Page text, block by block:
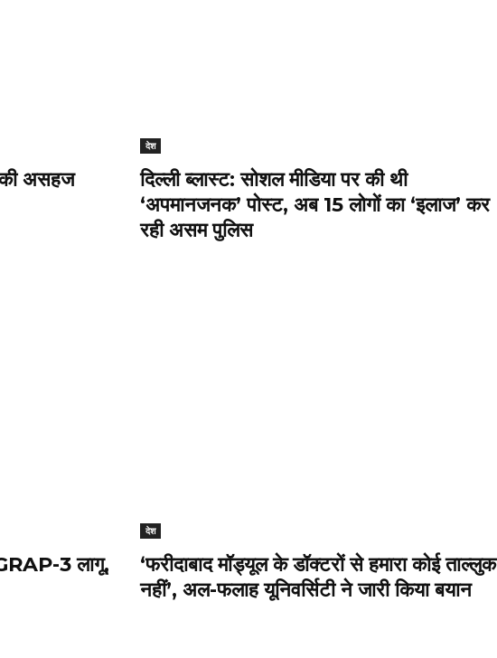
की असहज
देश
दिल्ली ब्लास्ट: सोशल मीडिया पर की थी
‘अपमानजनक’ पोस्ट, अब 15 लोगों का ‘इलाज’ कर
रही असम पुलिस
3 लागू,
देश
‘फरीदाबाद मॉड्यूल के डॉक्टरों से हमारा कोई ताल्लुक
नहीं’, अल-फलाह यूनिवर्सिटी ने जारी किया बयान